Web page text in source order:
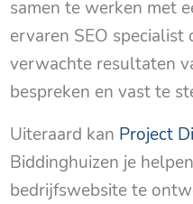
samen te werken met
ervaren SEO specialist
verwachte resultaten
bespreken en vast te
Uiteraard kan Project
Biddinghuizen je
bedrijfswebsite te